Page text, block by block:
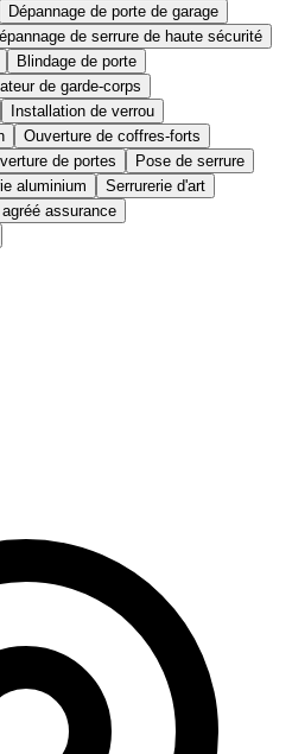
Dépannage de porte de garage
de serrure de haute sécurité
Blindage de porte
de garde-corps
Installation de verrou
Ouverture de coffres-forts
de portes
Pose de serrure
aluminium
Serrurerie d'art
assurance